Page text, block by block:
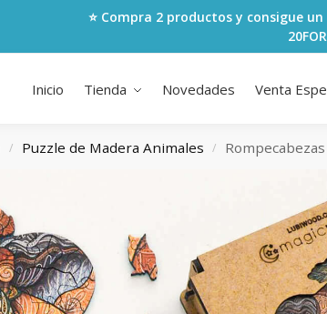
⭐ Compra 2 productos y consigue
Inicio Tienda Novedades Venta
/ Puzzle de Madera Animales /